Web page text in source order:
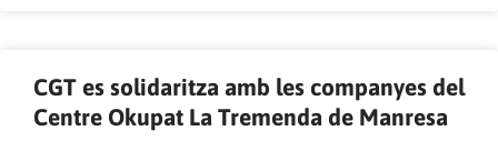
CGT es solidaritza amb les companyes del
Centre Okupat La Tremenda de Manresa